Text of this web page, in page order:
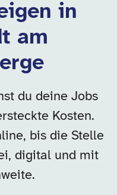
in
am
du deine Jobs
Kosten.
bis die Stelle
digital und mit